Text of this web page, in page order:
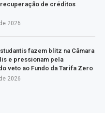
de créditos
2026
fazem blitz na Câmara
e pressionam pela
veto ao Fundo da Tarifa Zero
2026